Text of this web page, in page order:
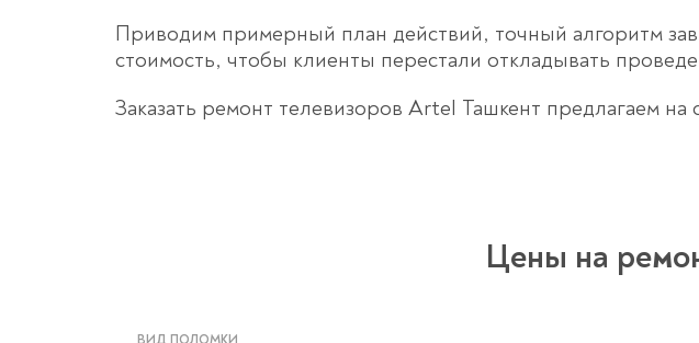
Приводим примерный план действий, точный алгоритм
стоимость, чтобы клиенты перестали откладывать
Заказать ремонт телевизоров Artel Ташкент предлагаем
Цены на